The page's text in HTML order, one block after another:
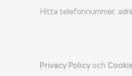
Hitta telefonnummer,
Privacy Policy och